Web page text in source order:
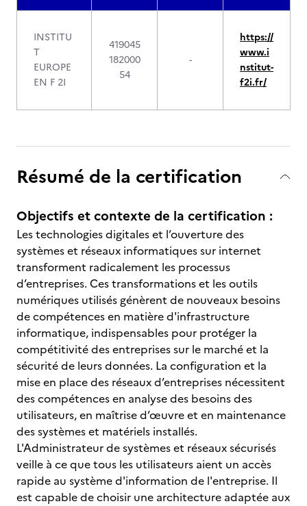
INSTITU
T
EUROPE
EN F 2I
419045
182000
54
-
https://
www.i
nstitut-
f2i.fr/
Résumé de la certification
Objectifs et contexte de la certification :
Les technologies digitales et l’ouverture des
systèmes et réseaux informatiques sur internet
transforment radicalement les processus
d’entreprises. Ces transformations et les outils
numériques utilisés génèrent de nouveaux besoins
de compétences en matière d'infrastructure
informatique, indispensables pour protéger la
compétitivité des entreprises sur le marché et la
sécurité de leurs données. La configuration et la
mise en place des réseaux d’entreprises nécessitent
des compétences en analyse des besoins des
utilisateurs, en maîtrise d’œuvre et en maintenance
des systèmes et matériels installés.
L'Administrateur de systèmes et réseaux sécurisés
veille à ce que tous les utilisateurs aient un accès
rapide au système d'information de l'entreprise. Il
est capable de choisir une architecture adaptée aux